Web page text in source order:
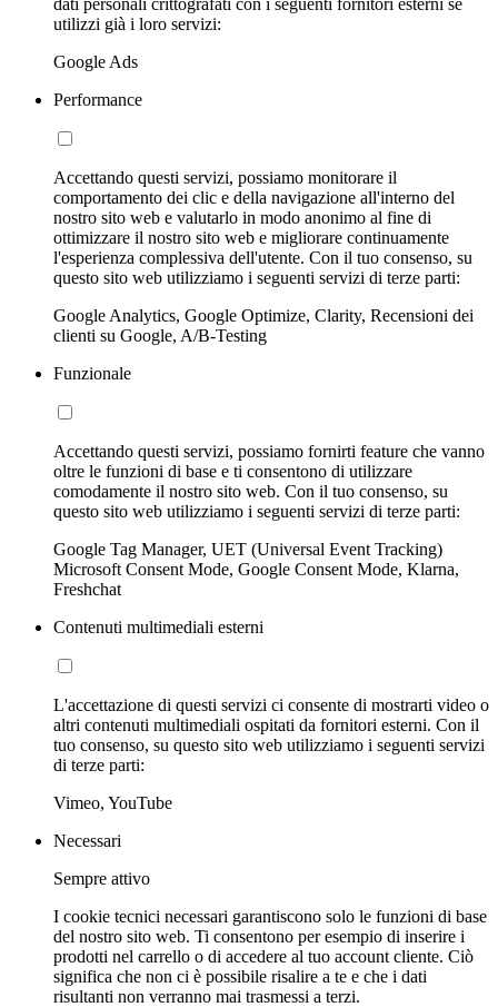
utilizzi già i loro servizi:
Google Ads
Performance
Accettando questi servizi, possiamo monitorare il
comportamento dei clic e della navigazione all'interno del
nostro sito web e valutarlo in modo anonimo al fine di
ottimizzare il nostro sito web e migliorare continuamente
l'esperienza complessiva dell'utente. Con il tuo consenso, su
questo sito web utilizziamo i seguenti servizi di terze parti:
Google Analytics, Google Optimize, Clarity, Recensioni dei
clienti su Google, A/B-Testing
Funzionale
Accettando questi servizi, possiamo fornirti feature che vanno
oltre le funzioni di base e ti consentono di utilizzare
comodamente il nostro sito web. Con il tuo consenso, su
questo sito web utilizziamo i seguenti servizi di terze parti:
Google Tag Manager, UET (Universal Event Tracking)
Microsoft Consent Mode, Google Consent Mode, Klarna,
Freshchat
Contenuti multimediali esterni
L'accettazione di questi servizi ci consente di mostrarti video o
altri contenuti multimediali ospitati da fornitori esterni. Con il
tuo consenso, su questo sito web utilizziamo i seguenti servizi
di terze parti:
Vimeo, YouTube
Necessari
Sempre attivo
I cookie tecnici necessari garantiscono solo le funzioni di base
del nostro sito web. Ti consentono per esempio di inserire i
prodotti nel carrello o di accedere al tuo account cliente. Ciò
significa che non ci è possibile risalire a te e che i dati
risultanti non verranno mai trasmessi a terzi.